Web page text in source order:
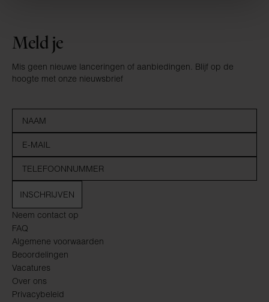
Neem contact op
FAQ
Algemene voorwaarden
Beoordelingen
Vacatures
Over ons
Privacybeleid
Meld je
Mis geen nieuwe lanceringen of aanbiedingen. Blijf op de
hoogte met onze nieuwsbrief
INSCHRIJVEN